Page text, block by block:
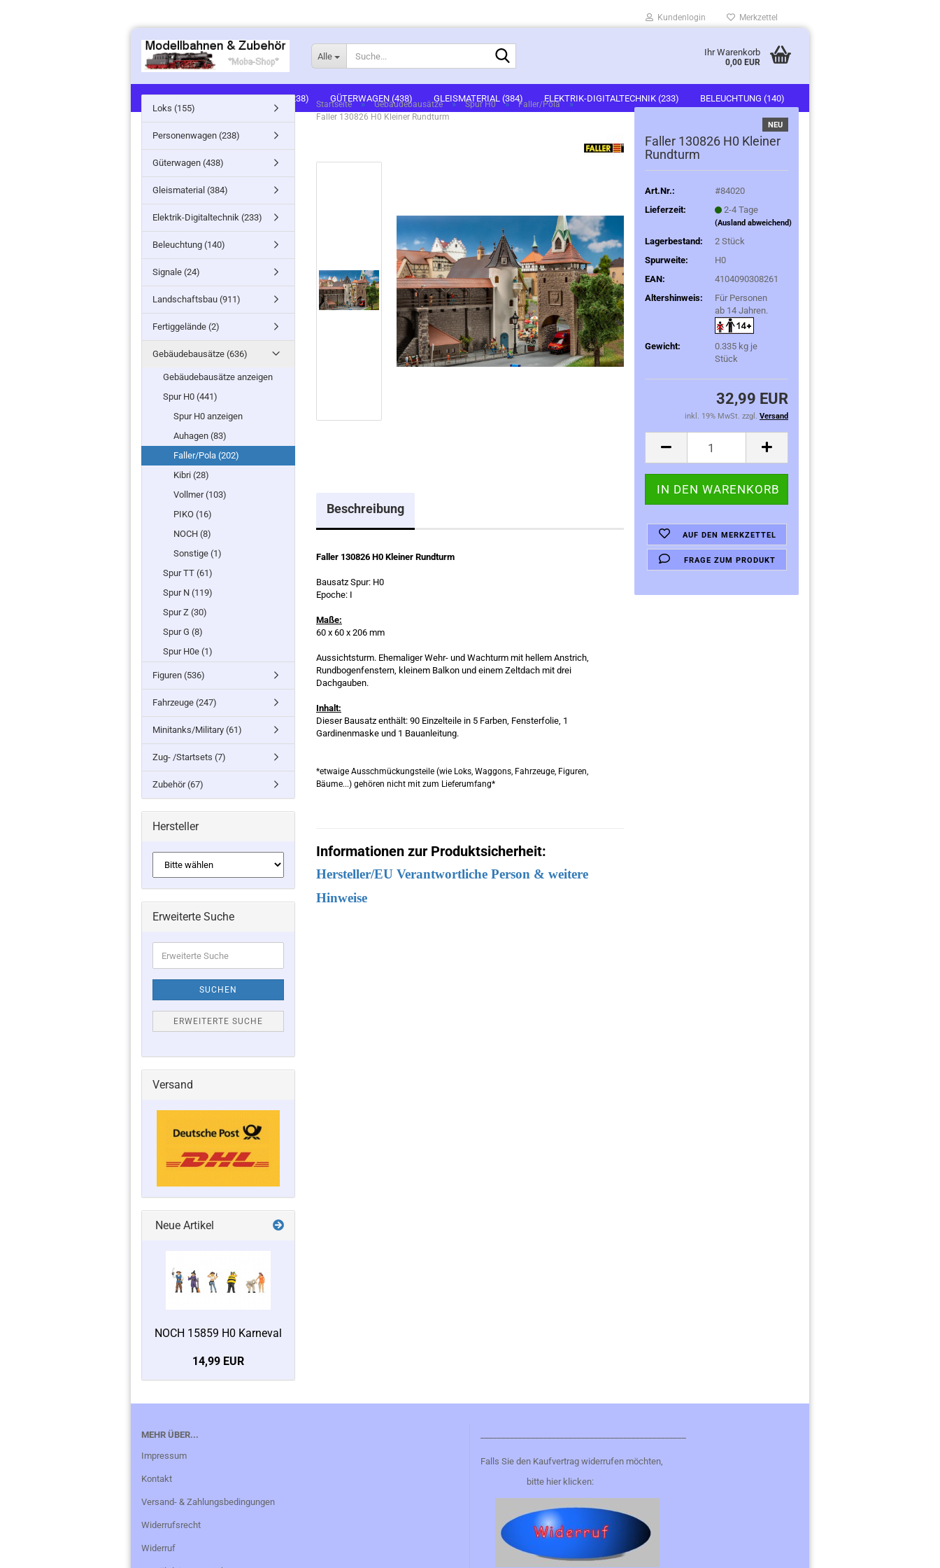
Kundenlogin
Passwort vergessen?
Merkzettel
Alle Ihr Warenkorb
0,00 EUR
LOKS (155) PERSONENWAGEN (238) GÜTERWAGEN (438) GLEISMATERIAL (384) ELEKTRIK-DIGITALTECHNIK (233) BELEUCHTUNG (140)
Startseite » Gebäudebausätze » Spur H0 » Faller/Pola »
Faller 130826 H0 Kleiner Rundturm
NEU
Faller 130826 H0 Kleiner
Rundturm
Art.Nr.:
#84020
Lieferzeit:
2-4 Tage
(Ausland abweichend)
Lagerbestand: 2Stück
Spurweite:
H0
EAN:
4104090308261
Altershinweis:
Für Personen
ab 14 Jahren.
Gewicht: 0.335 kg je
Stück
32,99 EUR
inkl. 19% MwSt. zzgl. Versand
AUF DEN MERKZETTEL
FRAGE ZUM PRODUKT
Beschreibung
Faller 130826 H0 Kleiner Rundturm
Bausatz Spur: H0
Epoche: I
Maße:
60 x 60 x 206 mm
Aussichtsturm. Ehemaliger Wehr- und Wachturm mit hellem Anstrich,
Rundbogenfenstern, kleinem Balkon und einem Zeltdach mit drei
Dachgauben.
Inhalt:
Dieser Bausatz enthält: 90 Einzelteile in 5 Farben, Fensterfolie, 1
Gardinenmaske und 1 Bauanleitung.
*etwaige Ausschmückungsteile (wie Loks, Waggons, Fahrzeuge, Figuren,
Bäume...) gehören nicht mit zum Lieferumfang*
Informationen zur Produktsicherheit:
Hersteller/EU Verantwortliche Person & weitere
Hinweise
Loks (155)
Personenwagen (238)
Güterwagen (438)
Gleismaterial (384)
Elektrik-Digitaltechnik (233)
Beleuchtung (140)
Signale (24)
Landschaftsbau (911)
Fertiggelände (2)
Gebäudebausätze (636)
Gebäudebausätze anzeigen
Spur H0 (441)
Spur H0 anzeigen
Auhagen (83)
Faller/Pola (202)
Kibri (28)
Vollmer (103)
PIKO (16)
NOCH (8)
Sonstige (1)
Spur TT (61)
Spur N (119)
Spur Z (30)
Spur G (8)
Spur H0e (1)
Figuren (536)
Fahrzeuge (247)
Minitanks/Military (61)
Zug- /Startsets (7)
Zubehör (67)
Hersteller
Erweiterte Suche
Suche
SUCHEN
ERWEITERTE SUCHE
Versand
Neue Artikel
NOCH 15859 H0 Karneval
14,99 EUR
MEHR ÜBER...
Impressum
Kontakt
Versand- & Zahlungsbedingungen
Widerrufsrecht
Widerruf
Falls Sie den Kaufvertrag widerrufen möchten,
bitte hier klicken: